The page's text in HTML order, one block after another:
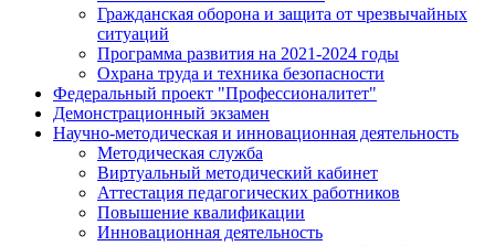
Гражданская оборона и защита от чрезвычайных
ситуаций
Программа развития на 2021-2024 годы
Охрана труда и техника безопасности
Федеральный проект "Профессионалитет"
Демонстрационный экзамен
Научно-методическая и инновационная деятельность
Методическая служба
Виртуальный методический кабинет
Аттестация педагогических работников
Повышение квалификации
Инновационная деятельность